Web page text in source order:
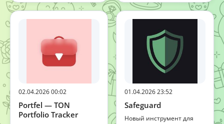
02.04.2026 00:02
Portfel — TON
Portfolio Tracker
01.04.2026 23:52
Safeguard
Новый инструмент для